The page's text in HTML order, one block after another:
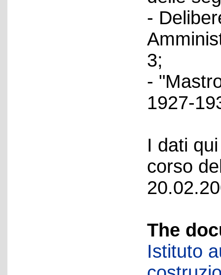
-
3;
-
1927-
I dati
corso
The
Istituto